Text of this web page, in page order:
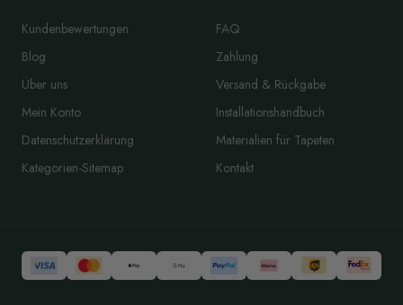
Kundenbewertungen
Blog
Über uns
Mein Konto
Datenschutzerklärung
Kategorien-Sitemap
FAQ
Zahlung
Versand & Rückgabe
Installationshandbuch
Materialien für Tapeten
Kontakt